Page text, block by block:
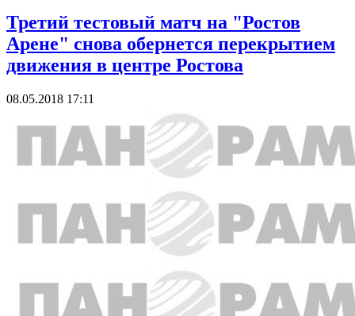
Третий тестовый матч на "Ростов
Арене" снова обернется перекрытием
движения в центре Ростова
08.05.2018 17:11